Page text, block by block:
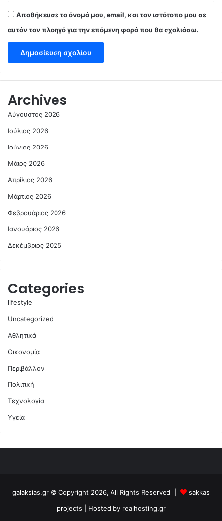
Αποθήκευσε το όνομά μου, email, και τον ιστότοπο μου σε
αυτόν τον πλοηγό για την επόμενη φορά που θα σχολιάσω.
Archives
Αύγουστος 2026
Ιούλιος 2026
Ιούνιος 2026
Μάιος 2026
Απρίλιος 2026
Μάρτιος 2026
Φεβρουάριος 2026
Ιανουάριος 2026
Δεκέμβριος 2025
Categories
lifestyle
Uncategorized
Αθλητικά
Οικονομία
Περιβάλλον
Πολιτική
Τεχνολογία
Υγεία
galaksias.gr © Copyright 2026, All Rights Reserved |
sakkas
projects | Hosted by realhosting.gr